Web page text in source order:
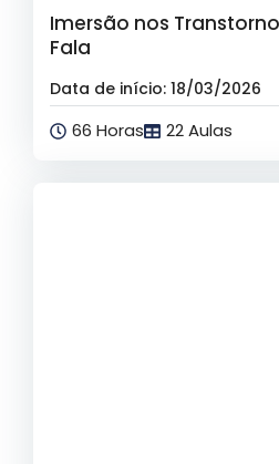
Imersão nos
Fala
Data de início: 18/03/2026
66 Horas 22 Aulas